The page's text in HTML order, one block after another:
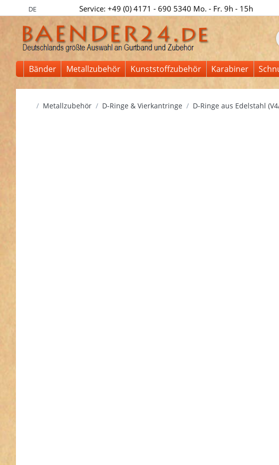
DE Service: +49 (0) 4171 - 690 5340 Mo. - Fr. 9h - 15h
Bänder Metallzubehör Kunststoffzubehör Karabiner
Startseite
Metallzubehör D-Ringe & Vierkantringe D-Ringe aus Edelstahl